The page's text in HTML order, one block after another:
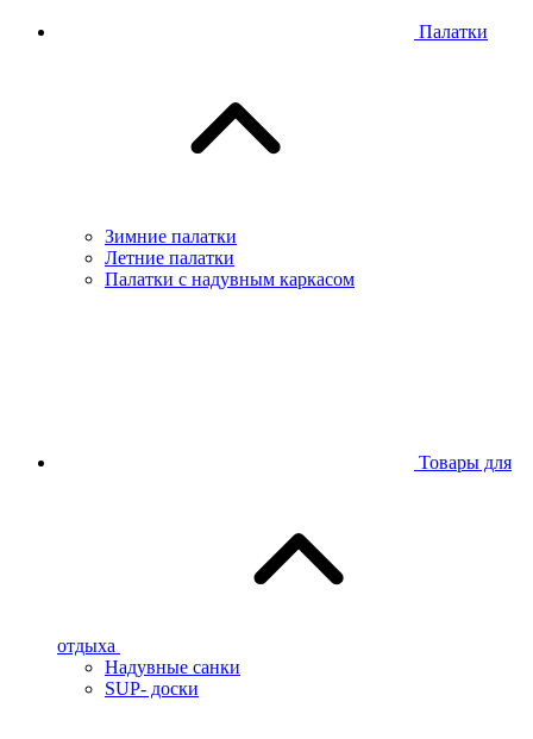
Палатки
Зимние палатки
Летние палатки
Палатки с надувным каркасом
Товары для
отдыха
Надувные санки
SUP- доски